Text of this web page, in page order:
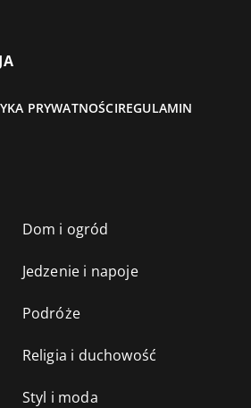
PRYWATNOŚCIREGULAMIN
Dom i ogród
Jedzenie i napoje
Podróże
Religia i duchowość
Styl i moda